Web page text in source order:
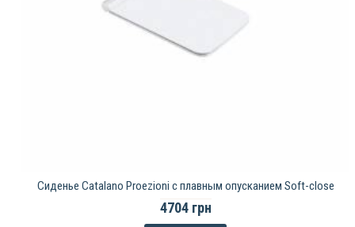
Сиденье Catalano Proezioni с плавным опусканием Soft-close
4704 грн